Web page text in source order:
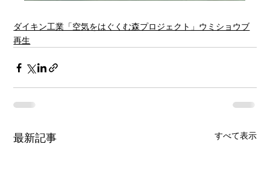
ダイキン工業「空気をはぐくむ森プロジェクト」ウミショウブ
再生
最新記事 すべて表示